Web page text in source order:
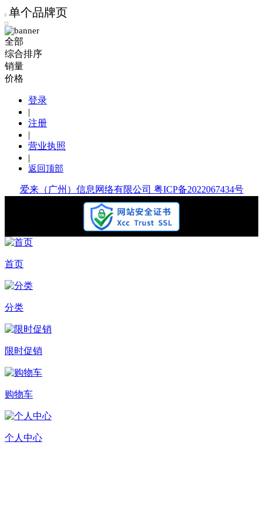
单个品牌页
全部
综合排序
销量
价格
登录
|
注册
|
营业执照
|
返回顶部
爱来（广州）信息网络有限公司 粤ICP备2022067434号
首页
分类
限时促销
购物车
个人中心